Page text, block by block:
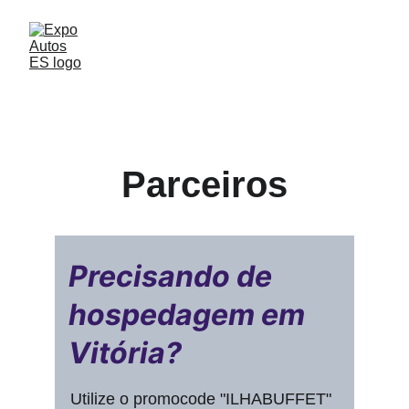
Parceiros
Precisando de
hospedagem em
Vitória?
Utilize o promocode "ILHABUFFET"